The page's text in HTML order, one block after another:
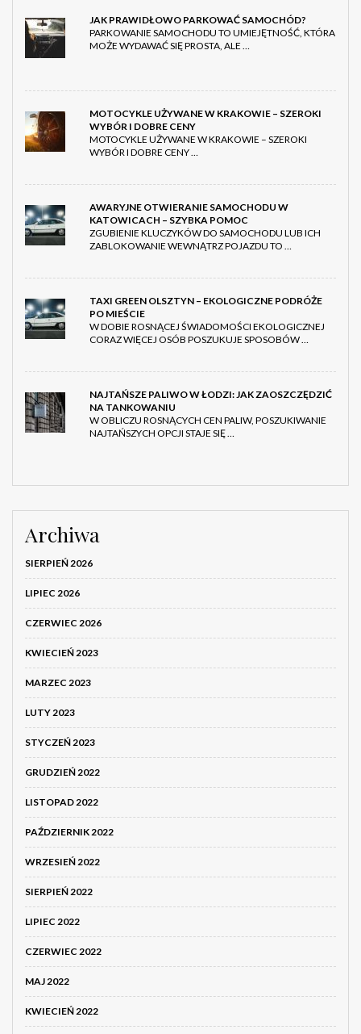
JAK PRAWIDŁOWO PARKOWAĆ SAMOCHÓD?
PARKOWANIE SAMOCHODU TO UMIEJĘTNOŚĆ, KTÓRA
MOŻE WYDAWAĆ SIĘ PROSTA, ALE …
MOTOCYKLE UŻYWANE W KRAKOWIE – SZEROKI
WYBÓR I DOBRE CENY
MOTOCYKLE UŻYWANE W KRAKOWIE – SZEROKI
WYBÓR I DOBRE CENY …
AWARYJNE OTWIERANIE SAMOCHODU W
KATOWICACH – SZYBKA POMOC
ZGUBIENIE KLUCZYKÓW DO SAMOCHODU LUB ICH
ZABLOKOWANIE WEWNĄTRZ POJAZDU TO …
TAXI GREEN OLSZTYN – EKOLOGICZNE PODRÓŻE
PO MIEŚCIE
W DOBIE ROSNĄCEJ ŚWIADOMOŚCI EKOLOGICZNEJ
CORAZ WIĘCEJ OSÓB POSZUKUJE SPOSOBÓW …
NAJTAŃSZE PALIWO W ŁODZI: JAK ZAOSZCZĘDZIĆ
NA TANKOWANIU
W OBLICZU ROSNĄCYCH CEN PALIW, POSZUKIWANIE
NAJTAŃSZYCH OPCJI STAJE SIĘ …
Archiwa
SIERPIEŃ 2026
LIPIEC 2026
CZERWIEC 2026
KWIECIEŃ 2023
MARZEC 2023
LUTY 2023
STYCZEŃ 2023
GRUDZIEŃ 2022
LISTOPAD 2022
PAŹDZIERNIK 2022
WRZESIEŃ 2022
SIERPIEŃ 2022
LIPIEC 2022
CZERWIEC 2022
MAJ 2022
KWIECIEŃ 2022